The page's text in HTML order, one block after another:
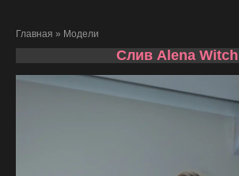
Главная » Модели
Слив Alena Witch